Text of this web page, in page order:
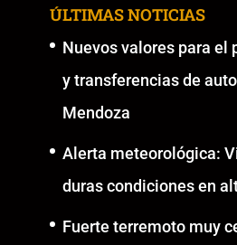
ÚLTIMAS NOTICIAS
Nuevos valores para el
y transferencias de
Mendoza
Alerta meteorológica:
duras condiciones en
Fuerte terremoto muy